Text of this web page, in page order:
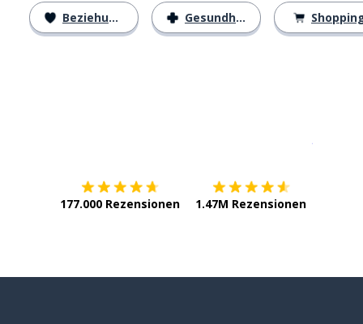
Beziehungen Gesundheit
177.000 Rezensionen 1.47M Rezensionen